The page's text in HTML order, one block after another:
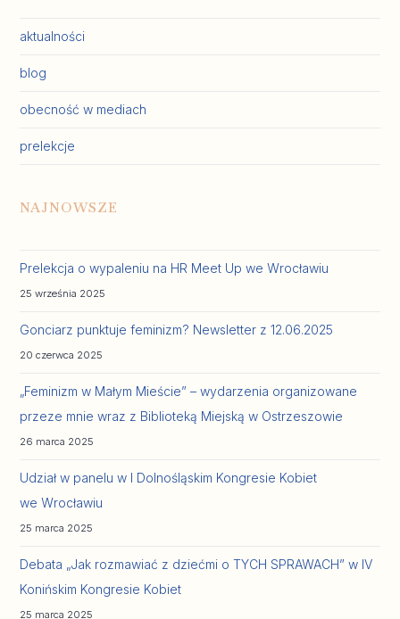
aktualności
blog
obecność w mediach
prelekcje
NAJNOWSZE
Prelekcja o wypaleniu na HR Meet Up we Wrocławiu
25 września 2025
Gonciarz punktuje feminizm? Newsletter z 12.06.2025
20 czerwca 2025
„Feminizm w Małym Mieście” – wydarzenia organizowane
przeze mnie wraz z Biblioteką Miejską w Ostrzeszowie
26 marca 2025
Udział w panelu w I Dolnośląskim Kongresie Kobiet
we Wrocławiu
25 marca 2025
Debata „Jak rozmawiać z dziećmi o TYCH SPRAWACH” w IV
Konińskim Kongresie Kobiet
25 marca 2025